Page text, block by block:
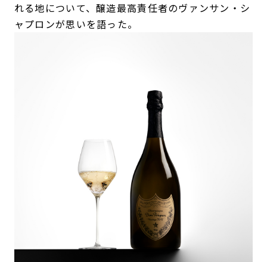
れる地について、醸造最高責任者のヴァンサン・シ
ャプロンが思いを語った。